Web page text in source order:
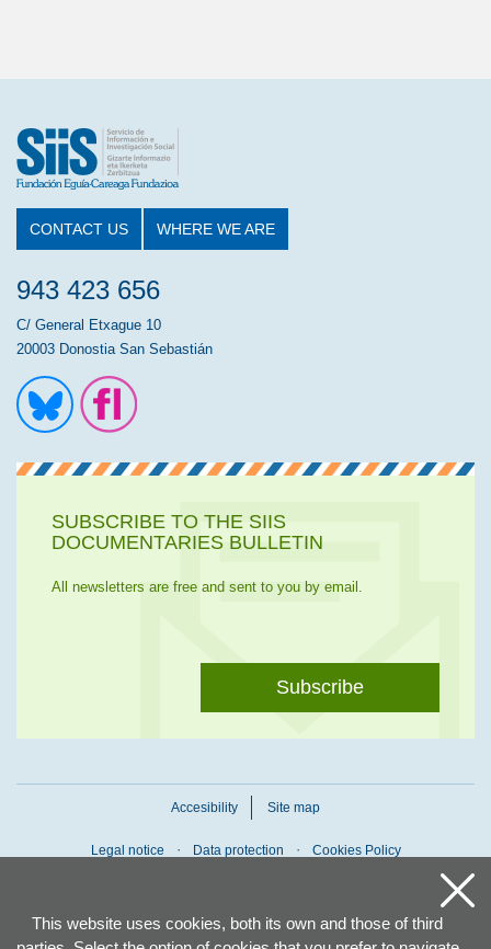
This website uses cookies, both its own and those of third
CONTACT US WHERE WE ARE
943 423 656
C/ General Etxague 10
20003 Donostia San Sebastián
SUBSCRIBE TO THE SIIS
DOCUMENTARIES BULLETIN
All newsletters are free and sent to you by email.
Subscribe
Accesibility Site map
Legal notice Data protection Cookies Policy